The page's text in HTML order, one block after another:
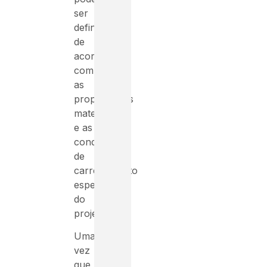
ser
definidos
de
acordo
com
as
propriedades
materiais
e as
condições
de
carregamento
específicas
do
projeto.
Uma
vez